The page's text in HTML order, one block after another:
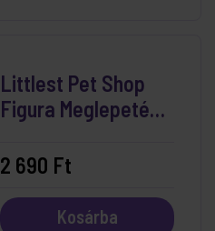
Littlest Pet Shop
Figura Meglepetés
2 690 Ft
Kosárba